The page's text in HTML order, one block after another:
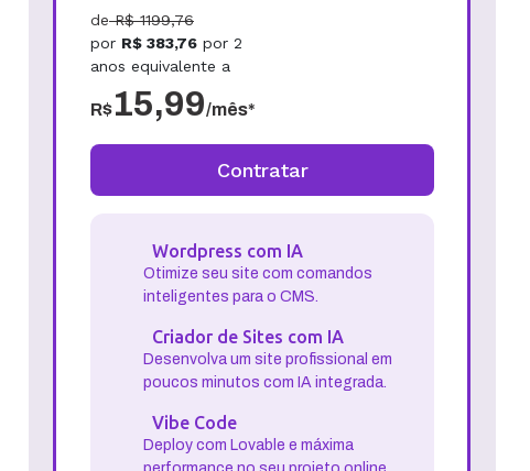
de R$ 1199,76
por R$ 383,76 por 2
anos equivalente a
R$15,99/mês*
Contratar
Wordpress com IA
Otimize seu site com comandos
inteligentes para o CMS.
Criador de Sites com IA
Desenvolva um site profissional em
poucos minutos com IA integrada.
Vibe Code
Deploy com Lovable e máxima